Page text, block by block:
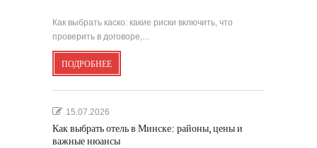
Как выбрать каско: какие риски включить, что
проверить в договоре,…
ПОДРОБНЕЕ
15.07.2026
Как выбрать отель в Минске: районы, цены и
важные нюансы